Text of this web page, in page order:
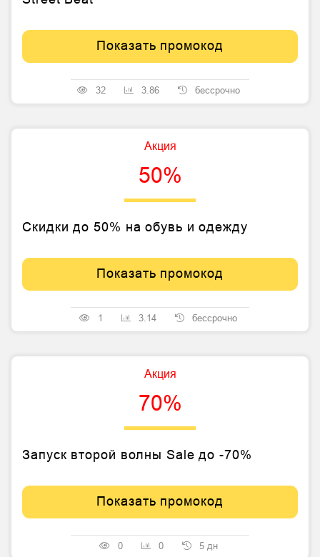
Показать промокод
32 3.86 бессрочно
Акция
50%
Скидки до 50% на обувь и одежду
Показать промокод
1 3.14 бессрочно
Акция
70%
Запуск второй волны Sale до -70%
Показать промокод
0 0 5 дн